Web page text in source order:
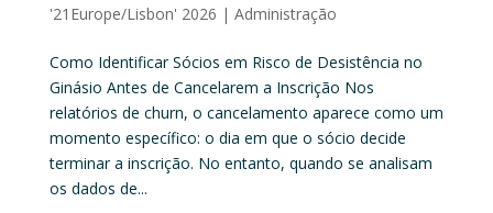
'21Europe/Lisbon' 2026 | Administração
Como Identificar Sócios em Risco de Desistência no
Ginásio Antes de Cancelarem a Inscrição Nos
relatórios de churn, o cancelamento aparece como um
momento específico: o dia em que o sócio decide
terminar a inscrição. No entanto, quando se analisam
os dados de...